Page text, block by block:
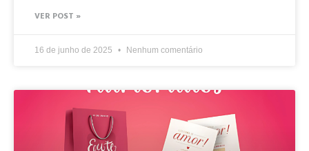
VER POST »
16 de junho de 2025 Nenhum comentário